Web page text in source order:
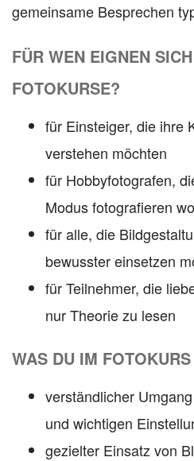
gemeinsame Besprechen
FÜR WEN EIGNEN
FOTOKURSE?
für Einsteiger, die ihre
verstehen möchten
für Hobbyfotografen,
Modus fotografieren
für alle, die
bewusster einsetzen
für Teilnehmer, die
nur Theorie zu lesen
WAS DU IM
verständlicher
und wichtigen
gezielter Einsatz von